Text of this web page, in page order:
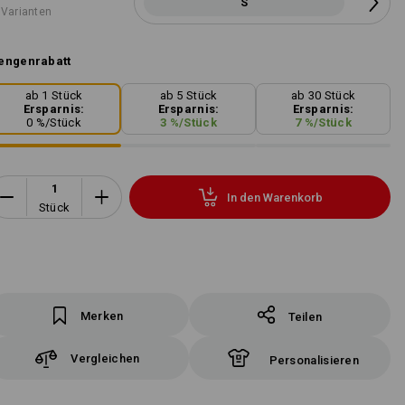
ab 1 Stück
Ersparnis:
0 %/Stück
ab 5 Stück
Ersparnis:
3 %/Stück
ab 30 Stück
Ersparnis:
7%/Stück
Stück
In den Warenkorb
Merken Teilen
Vergleichen Personalisieren